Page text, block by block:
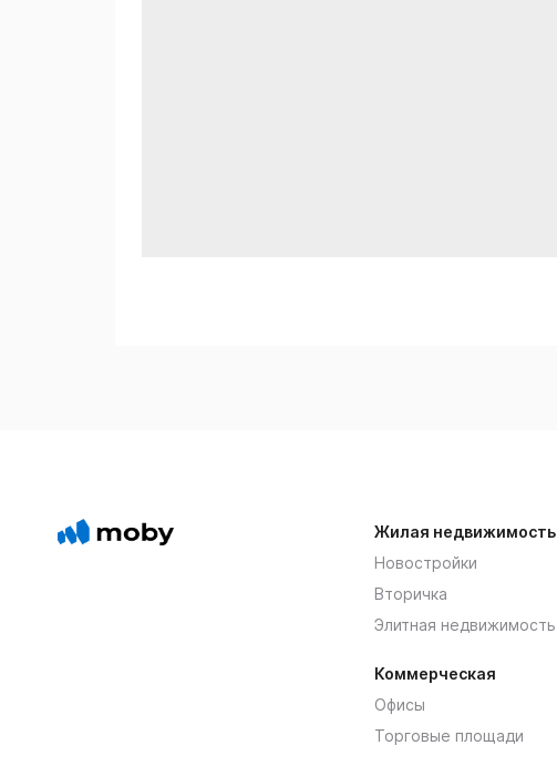
Жилая недвижимость
Новостройки
Вторичка
Элитная недвижимость
Коммерческая
Офисы
Торговые площади